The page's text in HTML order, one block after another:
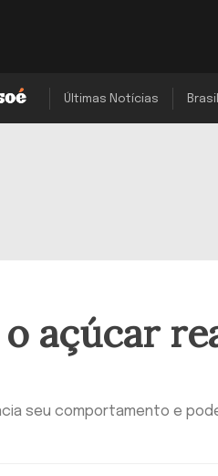
Últimas Notícias Brasil
açúcar
seu comportamento e